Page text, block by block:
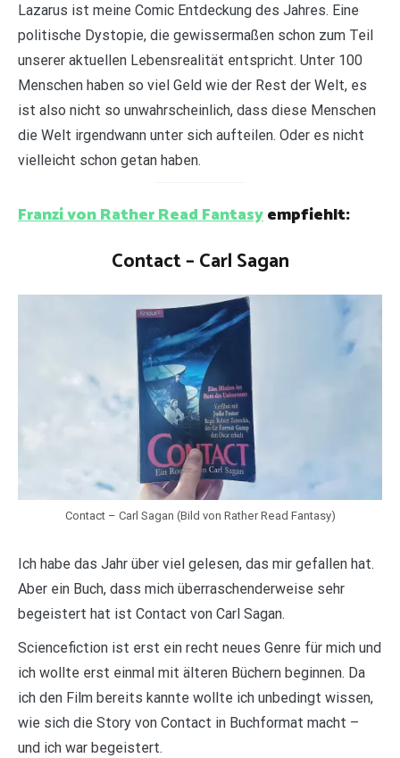
Lazarus ist meine Comic Entdeckung des Jahres. Eine
politische Dystopie, die gewissermaßen schon zum Teil
unserer aktuellen Lebensrealität entspricht. Unter 100
Menschen haben so viel Geld wie der Rest der Welt, es
ist also nicht so unwahrscheinlich, dass diese Menschen
die Welt irgendwann unter sich aufteilen. Oder es nicht
vielleicht schon getan haben.
Franzi von Rather Read Fantasyempfiehlt:
Contact – Carl Sagan
Contact – Carl Sagan (Bild von Rather Read Fantasy)
Ich habe das Jahr über viel gelesen, das mir gefallen hat.
Aber ein Buch, dass mich überraschenderweise sehr
begeistert hat ist Contact von Carl Sagan.
Sciencefiction ist erst ein recht neues Genre für mich und
ich wollte erst einmal mit älteren Büchern beginnen. Da
ich den Film bereits kannte wollte ich unbedingt wissen,
wie sich die Story von Contact in Buchformat macht –
und ich war begeistert.